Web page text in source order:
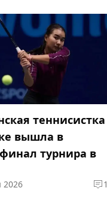
теннисистка
вышла в
турнира в
2026 1